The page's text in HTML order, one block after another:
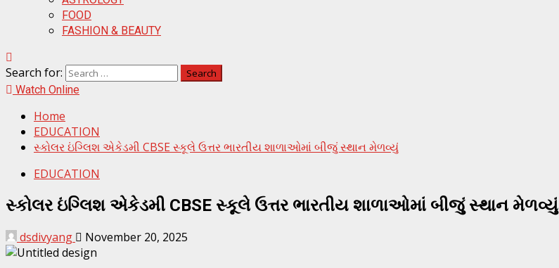
FOOD
FASHION & BEAUTY
Search for:
Watch Online
Home
EDUCATION
સ્કોલર ઇંગ્લિશ એકેડમી CBSE સ્કૂલે ઉત્તર ભારતીય શાળાઓમાં બીજું સ્થાન મેળવ્યું
EDUCATION
સ્કોલર ઇંગ્લિશ એકેડમી CBSE સ્કૂલે ઉત્તર ભારતીય શાળાઓમાં બીજું સ્થાન મેળવ્યું
dsdivyang November 20, 2025